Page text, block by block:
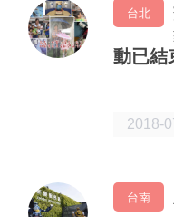
台北
動已結
2018-
台南